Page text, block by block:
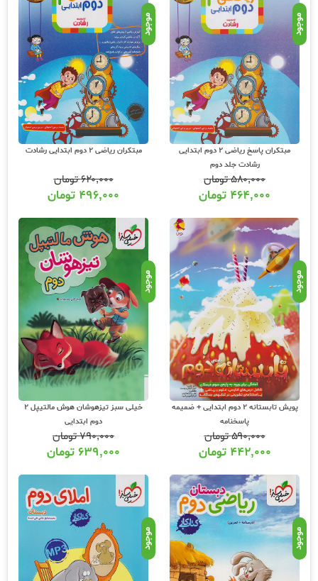
موجود
مبتکران پاسخ ریاضی 2 دوم ابتدایی
رشادت جلد دوم
۵۸۰,۰۰۰تومان
۴۶۴,۰۰۰ تومان
موجود
مبتکران ریاضی 2 دوم ابتدایی رشادت
۶۲۰,۰۰۰تومان
۴۹۶,۰۰۰ تومان
موجود
پویش تابستانه 2 دوم ابتدایی + ضمیمه
پاسخنامه
۵۹۰,۰۰۰تومان
۴۴۲,۰۰۰ تومان
موجود
خیلی سبز تیزهوشان هوش مالتیپل 2
دوم ابتدایی
۷۹۰,۰۰۰تومان
۶۳۹,۰۰۰ تومان
موجود موجود